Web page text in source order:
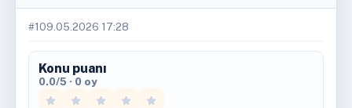
#1 09.05.2026 17:28
Konu puanı
0.0/5 · 0 oy